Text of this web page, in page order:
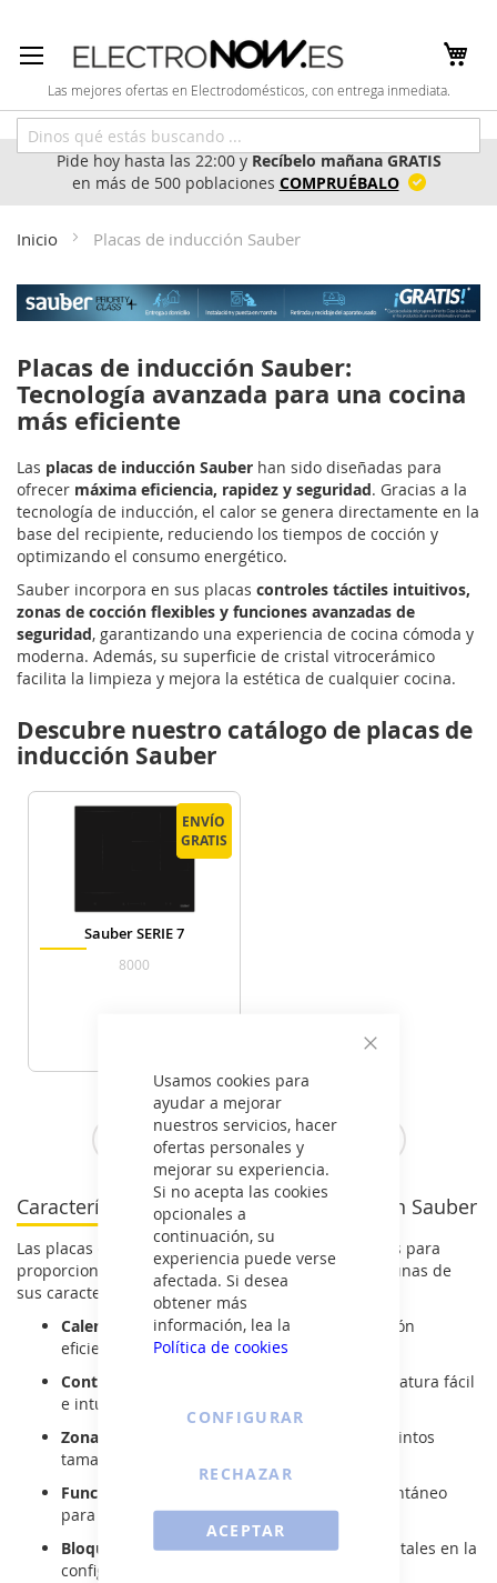
Usamos cookies para
ayudar a mejorar
nuestros servicios, hacer
ofertas personales y
mejorar su experiencia.
Si no acepta las cookies
opcionales a
continuación, su
experiencia puede verse
afectada. Si desea
obtener más
información, lea la
Política de cookies
ACEPTAR
CONFIGURAR
RECHAZAR
al
contenido
Las mejores ofertas en Electrodomésticos, con entrega inmediata.
Pide hoy hasta las 22:00 yRecíbelo mañana GRATIS
en más de 500 poblaciones COMPRUÉBALO
Inicio Placas de inducción Sauber
Placas de inducción Sauber:
Tecnología avanzada para una cocina
más eficiente
Las placas de inducción Sauber han sido diseñadas para
ofrecer máxima eficiencia, rapidez y seguridad. Gracias a la
tecnología de inducción, el calor se genera directamente en la
base del recipiente, reduciendo los tiempos de cocción y
optimizando el consumo energético.
Sauber incorpora en sus placas controles táctiles intuitivos,
zonas de cocción flexibles y funciones avanzadas de
seguridad, garantizando una experiencia de cocina cómoda y
moderna. Además, su superficie de cristal vitrocerámico
facilita la limpieza y mejora la estética de cualquier cocina.
Descubre nuestro catálogo de placas de
inducción Sauber
ENVÍO
GRATIS
ENVÍO
GRATIS
Sauber SERIE 7
8000
VER DETALLE
Ver todas las placas de inducción >
Características de las placas de inducción Sauber
Las placas de inducción Sauber han sido diseñadas para
proporcionar
máxima precisión y comodidad
. Algunas de
sus características más destacadas incluyen:
Calentamiento rápido:tecnología de inducción
eficiente para reducir el tiempo de cocción.
Controles táctiles precisos:
ajuste de temperatura fácil
e intuitivo.
Zonas de cocción flexibles:
se adaptan a distintos
tamaños de ollas y sartenes.
Función Booster:
aumento de potencia instantáneo
para cocinar más rápido.
Bloqueo de seguridad:evita cambios accidentales en la
configuración de la placa.